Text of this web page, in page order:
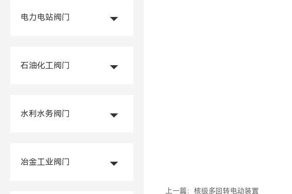
电力电站阀门
石油化工阀门
水利水务阀门
冶金工业阀门
上一篇： 核级多回转电动装置